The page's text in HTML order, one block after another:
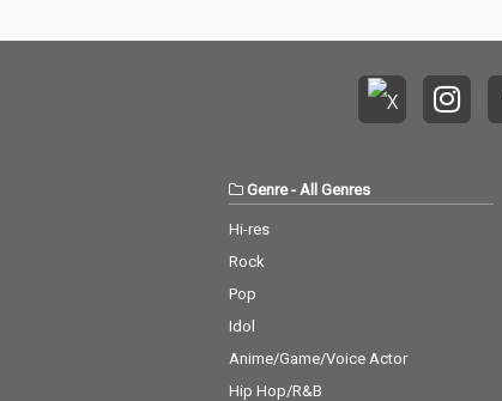
Genre- All Genres
Hi-res
Rock
Pop
Idol
Anime/Game/Voice Actor
Hip Hop/R&B